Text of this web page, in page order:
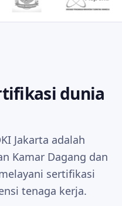
dunia
Jakarta adalah
Kamar Dagang dan
sertifikasi
tenaga kerja.